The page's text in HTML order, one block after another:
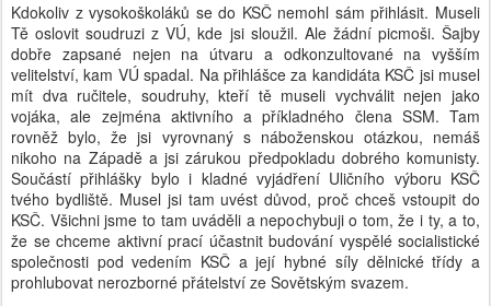
Kdokoliv z vysokoškoláků se do KSČ nemohl sám přihlásit. Museli
Tě oslovit soudruzi z VÚ, kde jsi sloužil. Ale žádní picmoši. Šajby
dobře zapsané nejen na útvaru a odkonzultované na vyšším
velitelství, kam VÚ spadal. Na přihlášce za kandidáta KSČ jsi musel
mít dva ručitele, soudruhy, kteří tě museli vychválit nejen jako
vojáka, ale zejména aktivního a příkladného člena SSM. Tam
rovněž bylo, že jsi vyrovnaný s náboženskou otázkou, nemáš
nikoho na Západě a jsi zárukou předpokladu dobrého komunisty.
Součástí přihlášky bylo i kladné vyjádření Uličního výboru KSČ
tvého bydliště. Musel jsi tam uvést důvod, proč chceš vstoupit do
KSČ. Všichni jsme to tam uváděli a nepochybuji o tom, že i ty, a to,
že se chceme aktivní prací účastnit budování vyspělé socialistické
společnosti pod vedením KSČ a její hybné síly dělnické třídy a
prohlubovat nerozborné přátelství ze Sovětským svazem.